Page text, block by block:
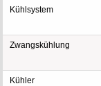
Kühlsystem
Zwangskühlung
Kühler